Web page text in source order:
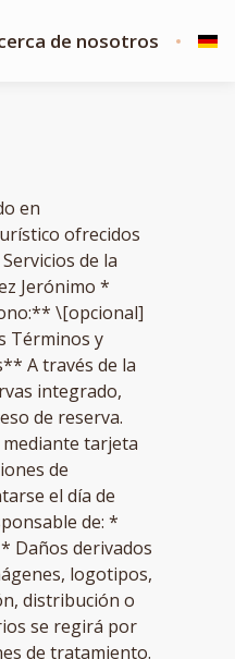
de nosotros
en
ofrecidos
de la
Jerónimo *
\[opcional]
Términos y
A través de la
integrado,
de reserva.
tarjeta
de
el día de
de: *
Daños derivados
logotipos,
distribución o
se regirá por
de tratamiento.